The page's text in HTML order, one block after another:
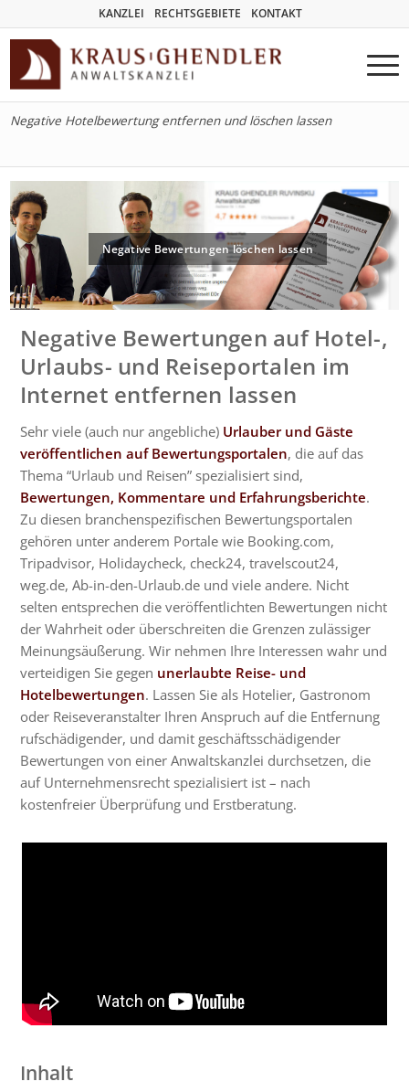
KANZLEI RECHTSGEBIETE KONTAKT
Negative Hotelbewertung entfernen und löschen lassen
Negative Bewertungen löschen lassen
Negative Bewertungen auf Hotel-,
Urlaubs- und Reiseportalen im
Internet entfernen lassen
Sehr viele (auch nur angebliche) Urlauber und Gäste
veröffentlichen auf Bewertungsportalen, die auf das
Thema “Urlaub und Reisen” spezialisiert sind,
Bewertungen, Kommentare und Erfahrungsberichte.
Zu diesen branchenspezifischen Bewertungsportalen
gehören unter anderem Portale wie Booking.com,
Tripadvisor, Holidaycheck, check24, travelscout24,
weg.de, Ab-in-den-Urlaub.de und viele andere. Nicht
selten entsprechen die veröffentlichten Bewertungen nicht
der Wahrheit oder überschreiten die Grenzen zulässiger
Meinungsäußerung. Wir nehmen Ihre Interessen wahr und
verteidigen Sie gegen unerlaubte Reise- und
Hotelbewertungen. Lassen Sie als Hotelier, Gastronom
oder Reiseveranstalter Ihren Anspruch auf die Entfernung
rufschädigender, und damit geschäftsschädigender
Bewertungen von einer Anwaltskanzlei durchsetzen, die
auf Unternehmensrecht spezialisiert ist – nach
kostenfreier Überprüfung und Erstberatung.
Inhalt